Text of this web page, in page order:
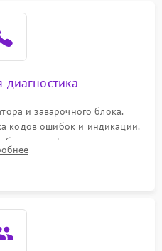
диагностика
и заварочного блока.
кодов ошибок и индикации.
и кофемолки на слух.
воды для выявления